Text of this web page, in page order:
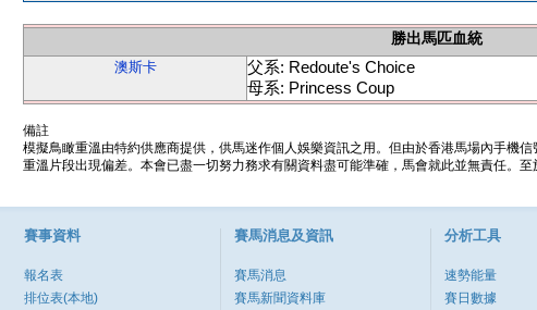
勝出馬匹血統
澳斯卡
父系: Redoute's Choice
母系: Princess Coup
備註
模擬鳥瞰重溫由特約供應商提供，供馬迷作個人娛樂資訊之用。但由於香港馬場內手機
重溫片段出現偏差。本會已盡一切努力務求有關資料盡可能準確，馬會就此並無責任。至
賽事資料
報名表
排位表(本地)
賽馬消息及資訊
賽馬消息
賽馬新聞資料庫
分析工具
速勢能量
賽日數據